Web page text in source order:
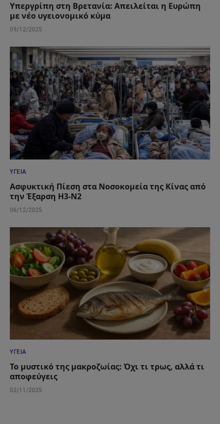
Υπεργρίπη στη Βρετανία: Απειλείται η Ευρώπη
με νέο υγειονομικό κύμα
09/12/2025
ΥΓΕΊΑ
Ασφυκτική Πίεση στα Νοσοκομεία της Κίνας από
την Έξαρση H3-N2
06/12/2025
ΥΓΕΊΑ
Το μυστικό της μακροζωίας: Όχι τι τρως, αλλά τι
αποφεύγεις
02/11/2025